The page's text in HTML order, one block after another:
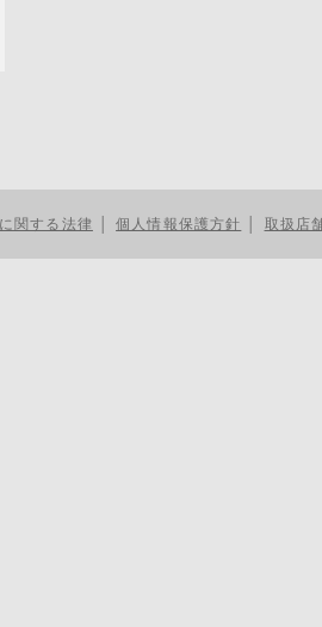
関する法律 個人情報保護方針
取扱店